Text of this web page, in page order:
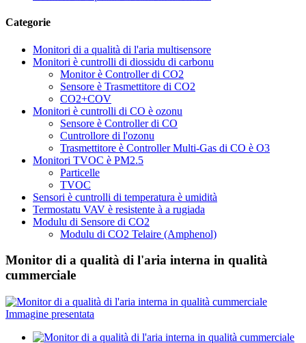
Categorie
Monitori di a qualità di l'aria multisensore
Monitori è cuntrolli di diossidu di carbonu
Monitor è Controller di CO2
Sensore è Trasmettitore di CO2
CO2+COV
Monitori è cuntrolli di CO è ozonu
Sensore è Controller di CO
Cuntrollore di l'ozonu
Trasmettitore è Controller Multi-Gas di CO è O3
Monitori TVOC è PM2.5
Particelle
TVOC
Sensori è cuntrolli di temperatura è umidità
Termostatu VAV è resistente à a rugiada
Modulu di Sensore di CO2
Modulu di CO2 Telaire (Amphenol)
Monitor di a qualità di l'aria interna in qualità
cummerciale